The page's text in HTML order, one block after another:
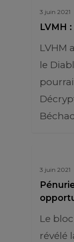
3 juin 2021
LVMH
LVHM
le
3 juin 2021
Le
révélé